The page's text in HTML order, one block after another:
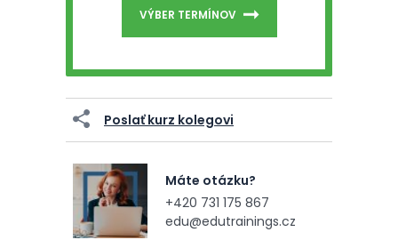
VÝBER TERMÍNOV
Poslať kurz kolegovi
Máte otázku?
+420 731 175 867
edu@edutrainings.cz